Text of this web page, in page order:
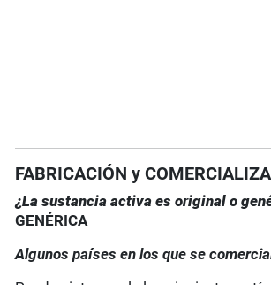
FABRICACIÓN y
¿La sustancia activa es original o
GENÉRICA
Algunos países en los que se